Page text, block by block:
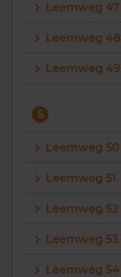
Leemweg 47
Leemweg 48
Leemweg 49
5
Leemweg 50
Leemweg 51
Leemweg 52
Leemweg 53
Leemweg 54